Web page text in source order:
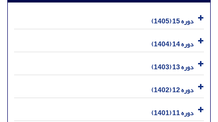
دوره 15 (1405)
دوره 14 (1404)
دوره 13 (1403)
دوره 12 (1402)
دوره 11 (1401)